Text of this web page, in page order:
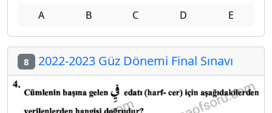
A B C D E
8 2022-2023 Güz Dönemi Final Sınavı